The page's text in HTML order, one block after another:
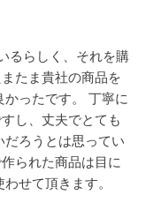
るらしく、それを購
たま貴社の商品を
ったです。
丁寧に
し、丈夫でとても
だろうとは思ってい
られた商品は目に
わせて頂きます。